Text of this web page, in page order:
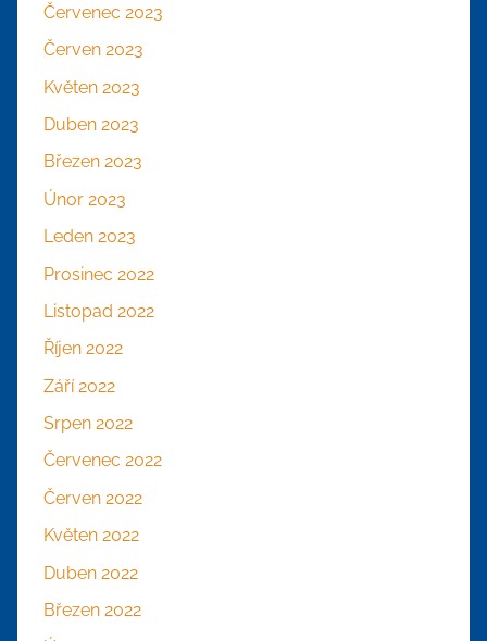
Červenec 2023
Červen 2023
Květen 2023
Duben 2023
Březen 2023
Únor 2023
Leden 2023
Prosinec 2022
Listopad 2022
Říjen 2022
Září 2022
Srpen 2022
Červenec 2022
Červen 2022
Květen 2022
Duben 2022
Březen 2022